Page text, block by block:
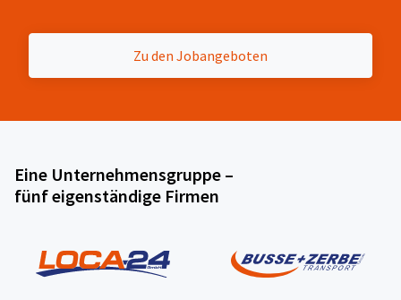
Zu den Jobangeboten
Eine Unternehmensgruppe –
fünf eigenständige Firmen